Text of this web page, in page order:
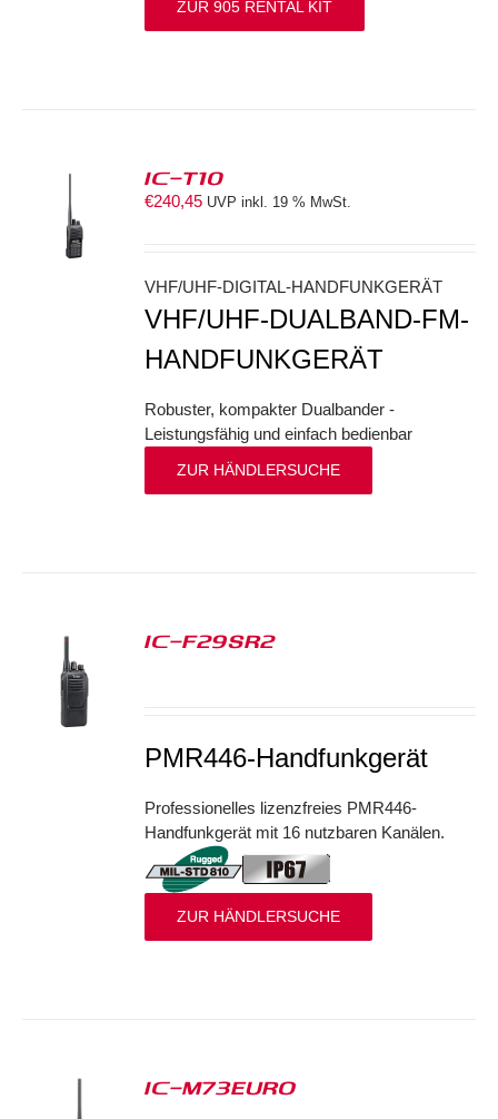
ZUR 905 RENTAL KIT
IC-T10
€240,45 UVP inkl. 19 % MwSt.
VHF/UHF-DIGITAL-HANDFUNKGERÄT
VHF/UHF-DUALBAND-FM-
HANDFUNKGERÄT
Robuster, kompakter Dualbander -
Leistungsfähig und einfach bedienbar
ZUR HÄNDLERSUCHE
IC-F29SR2
PMR446-Handfunkgerät
Professionelles lizenzfreies PMR446-
Handfunkgerät mit 16 nutzbaren Kanälen.
ZUR HÄNDLERSUCHE
IC-M73EURO